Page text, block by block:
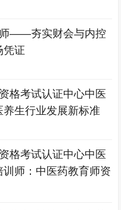
——夯实财会与内控
凭证
格考试认证中心中医
养生行业发展新标准
格考试认证中心中医
师：中医药教育师资